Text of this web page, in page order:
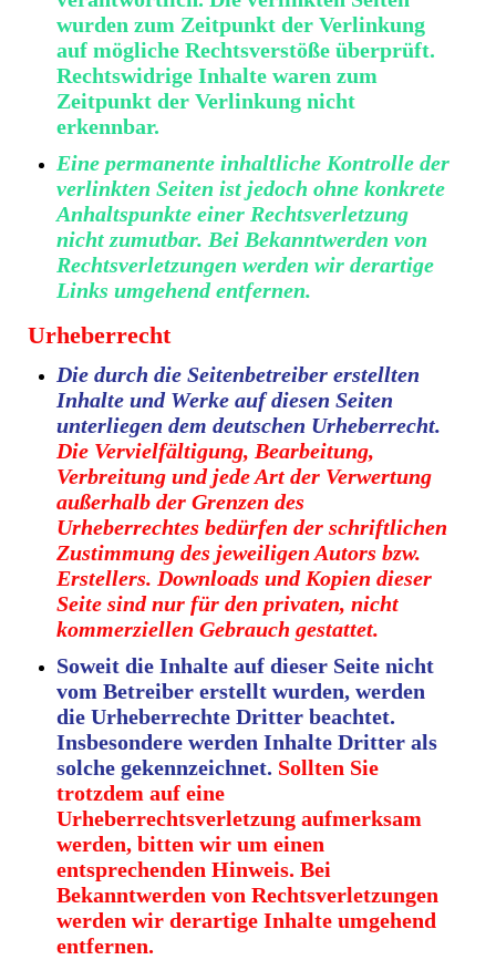
wurden zum Zeitpunkt der Verlinkung
auf mögliche Rechtsverstöße überprüft.
Rechtswidrige Inhalte waren zum
Zeitpunkt der Verlinkung nicht
erkennbar.
Eine permanente inhaltliche Kontrolle der
verlinkten Seiten ist jedoch ohne konkrete
Anhaltspunkte einer Rechtsverletzung
nicht zumutbar. Bei Bekanntwerden von
Rechtsverletzungen werden wir derartige
Links umgehend entfernen.
Urheberrecht
Die durch die Seitenbetreiber erstellten
Inhalte und Werke auf diesen Seiten
unterliegen dem deutschen Urheberrecht.
Die Vervielfältigung, Bearbeitung,
Verbreitung und jede Art der Verwertung
außerhalb der Grenzen des
Urheberrechtes bedürfen der schriftlichen
Zustimmung des jeweiligen Autors bzw.
Erstellers. Downloads und Kopien dieser
Seite sind nur für den privaten, nicht
kommerziellen Gebrauch gestattet.
Soweit die Inhalte auf dieser Seite nicht
vom Betreiber erstellt wurden, werden
die Urheberrechte Dritter beachtet.
Insbesondere werden Inhalte Dritter als
solche gekennzeichnet. Sollten Sie
trotzdem auf eine
Urheberrechtsverletzung aufmerksam
werden, bitten wir um einen
entsprechenden Hinweis. Bei
Bekanntwerden von Rechtsverletzungen
werden wir derartige Inhalte umgehend
entfernen.